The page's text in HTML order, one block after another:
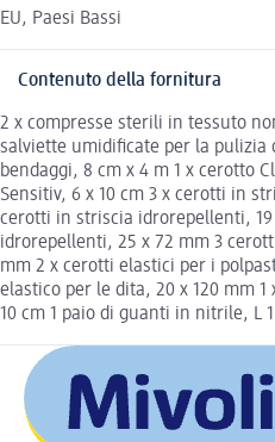
EU, Paesi Bassi
Contenuto della fornitura
2 x compresse sterili in tessuto
salviette umidificate per la pulizia
bendaggi, 8 cm x 4 m 1 x cerotto
Sensitiv, 6 x 10 cm 3 x cerotti in
cerotti in striscia idrorepellenti,
idrorepellenti, 25 x 72 mm 3
mm 2 x cerotti elastici per i
elastico per le dita, 20 x 120 mm
10 cm 1 paio di guanti in nitrile, L